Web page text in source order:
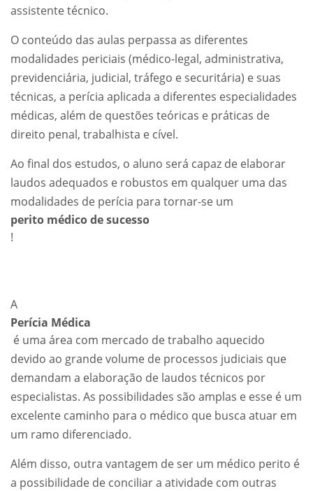
assistente técnico.
O conteúdo das aulas perpassa as diferentes
modalidades periciais (médico-legal, administrativa,
previdenciária, judicial, tráfego e securitária) e suas
técnicas, a perícia aplicada a diferentes especialidades
médicas, além de questões teóricas e práticas de
direito penal, trabalhista e cível.
Ao final dos estudos, o aluno será capaz de elaborar
laudos adequados e robustos em qualquer uma das
modalidades de perícia para tornar-se um
perito médico de sucesso
!
A
Perícia Médica
é uma área com mercado de trabalho aquecido
devido ao grande volume de processos judiciais que
demandam a elaboração de laudos técnicos por
especialistas. As possibilidades são amplas e esse é um
excelente caminho para o médico que busca atuar em
um ramo diferenciado.
Além disso, outra vantagem de ser um médico perito é
a possibilidade de conciliar a atividade com outras